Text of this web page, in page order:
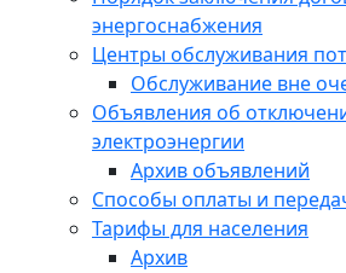
энергоснабжения
Центры обслуживания
Обслуживание вне
Объявления об
электроэнергии
Архив объявлений
Способы оплаты и
Тарифы для населения
Архив